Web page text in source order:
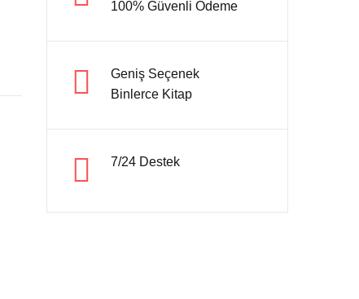
100% Güvenli Ödeme
Geniş Seçenek
Binlerce Kitap
7/24 Destek